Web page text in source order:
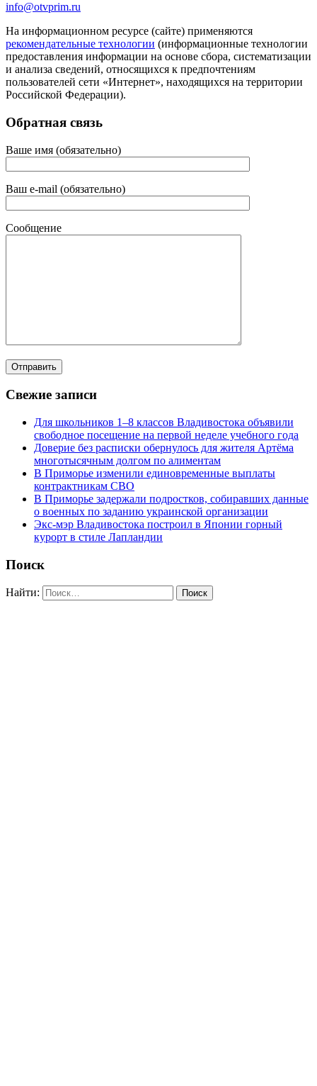
info@otvprim.ru
На информационном ресурсе (сайте) применяются
рекомендательные технологии (информационные технологии
предоставления информации на основе сбора, систематизации
и анализа сведений, относящихся к предпочтениям
пользователей сети «Интернет», находящихся на территории
Российской Федерации).
Обратная связь
Ваше имя (обязательно)
Ваш e-mail (обязательно)
Сообщение
Свежие записи
Для школьников 1–8 классов Владивостока объявили
свободное посещение на первой неделе учебного года
Доверие без расписки обернулось для жителя Артёма
многотысячным долгом по алиментам
В Приморье изменили единовременные выплаты
контрактникам СВО
В Приморье задержали подростков, собиравших данные
о военных по заданию украинской организации
Экс-мэр Владивостока построил в Японии горный
курорт в стиле Лапландии
Поиск
Найти: